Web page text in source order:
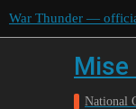
War Thunder —
Mise
National